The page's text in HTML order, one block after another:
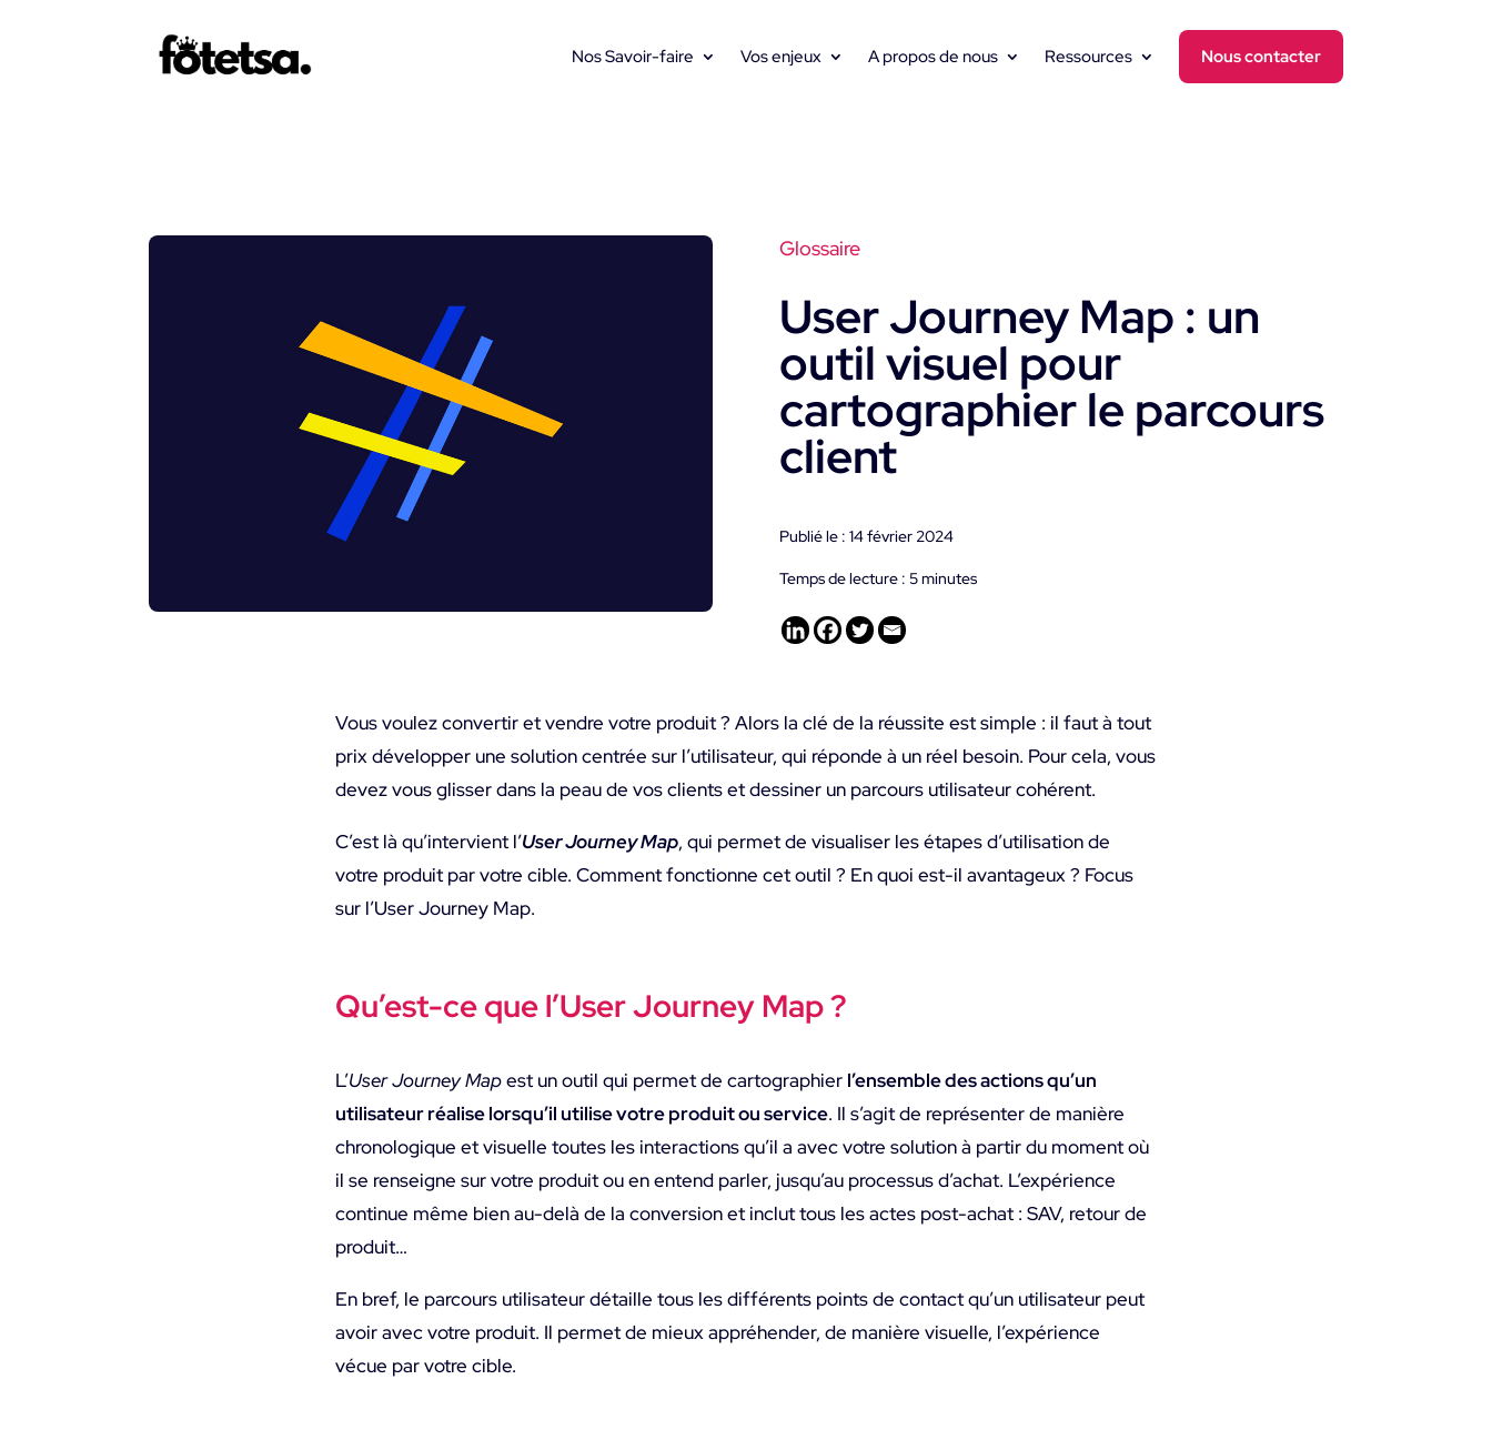
Nos Savoir-faire Vos enjeux A propos de nous Ressources Nous contacter
Glossaire
User Journey Map : un
outil visuel pour
cartographier le parcours
client
Publié le : 14 février 2024
Temps de lecture : 5minutes
Vous voulez convertir et vendre votre produit ? Alors la clé de la réussite est simple : il faut à tout
prix développer une solution centrée sur l’utilisateur, qui réponde à un réel besoin. Pour cela, vous
devez vous glisser dans la peau de vos clients et dessiner un parcours utilisateur cohérent.
C’est là qu’intervient l’User Journey Map, qui permet de visualiser les étapes d’utilisation de
votre produit par votre cible. Comment fonctionne cet outil ? En quoi est-il avantageux ? Focus
sur l’User Journey Map.
Qu’est-ce que l’User Journey Map ?
L’User Journey Mapest un outil qui permet de cartographier l’ensemble des actions qu’un
utilisateur réalise lorsqu’il utilise votre produit ou service. Il s’agit de représenter de manière
chronologique et visuelle toutes les interactions qu’il a avec votre solution à partir du moment où
il se renseigne sur votre produit ou en entend parler, jusqu’au processus d’achat. L’expérience
continue même bien au-delà de la conversion et inclut tous les actes post-achat : SAV, retour de
produit…
En bref, le parcours utilisateur détaille tous les différents points de contact qu’un utilisateur peut
avoir avec votre produit. Il permet de mieux appréhender, de manière visuelle, l’expérience
vécue par votre cible.